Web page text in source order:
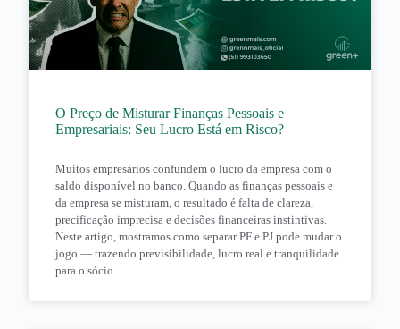
O Preço de Misturar Finanças Pessoais e
Empresariais: Seu Lucro Está em Risco?
Muitos empresários confundem o lucro da empresa com o
saldo disponível no banco. Quando as finanças pessoais e
da empresa se misturam, o resultado é falta de clareza,
precificação imprecisa e decisões financeiras instintivas.
Neste artigo, mostramos como separar PF e PJ pode mudar o
jogo — trazendo previsibilidade, lucro real e tranquilidade
para o sócio.